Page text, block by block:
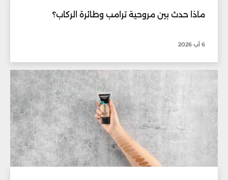
ماذا حدث بين مروحية ترامب وطائرة الركاب؟
6 آب 2026